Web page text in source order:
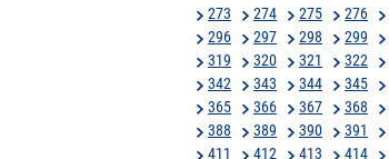
273
274 275 276
296
297 298 299
319
320 321 322
342
343 344 345
365
366 367 368
388
389 390 391
411
412 413 414